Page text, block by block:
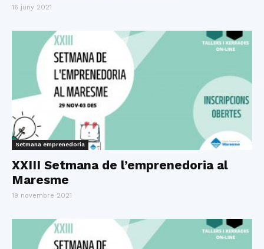
16 juny 2021
Setmana emprenedoria
XXIII Setmana de l’emprenedoria al
Maresme
19 novembre 2021